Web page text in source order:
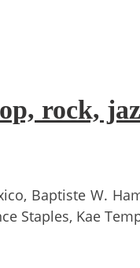
rock,
Baptiste W.
Staples, Kae